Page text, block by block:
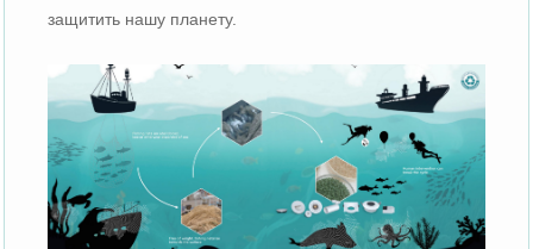
защитить нашу планету.